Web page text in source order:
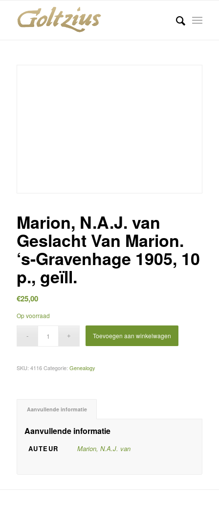
Marion, N.A.J. van
Geslacht Van Marion.
‘s-Gravenhage 1905, 10
p., geïll.
€25,00
Op voorraad
Toevoegen aan winkelwagen
SKU: 4116 Categorie: Genealogy
Aanvullende informatie
Aanvullende informatie
AUTEUR Marion, N.A.J. van